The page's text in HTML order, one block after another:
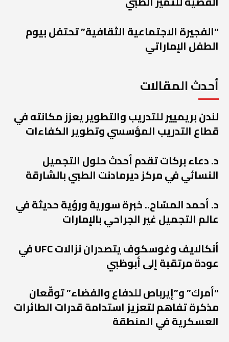
“الفجيرة الاجتماعية الثقافية” تحتفل بيوم
الطفل الإماراتي
أحدث المقالات
لندن بريميير للتدريب والتطوير يعزز مكانته في
قطاع التدريب المؤسسي وتطوير الكفاءات
د. دعاء بركات تقدم أحدث حلول التجميل
النسائي في مركز ديرمادنت الطبي بالشارقة
د. أحمد المسّاح.. خبرة سورية ورؤية حديثة في
عالم التجميل غير الجراحي بالإمارات
أنكالايف وغوسكوف يتصدران نزالات UFC في
عودة مرتقبة إلى أبوظبي
“أمرك” و”إيرباص للدفاع والفضاء” توقّعان
مذكرة تفاهم لتعزيز استدامة قدرات الطائرات
العسكرية في المنطقة